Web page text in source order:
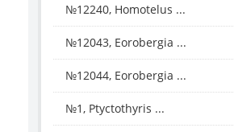
№12240, Homotelus ...
№12043, Eorobergia ...
№12044, Eorobergia ...
№1, Ptyctothyris ...